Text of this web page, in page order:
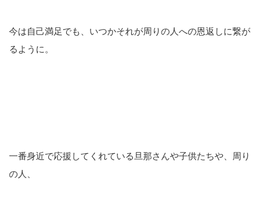
今は自己満足でも、いつかそれが周りの人への恩返しに繋が
るように。
一番身近で応援してくれている旦那さんや子供たちや、周り
の人、